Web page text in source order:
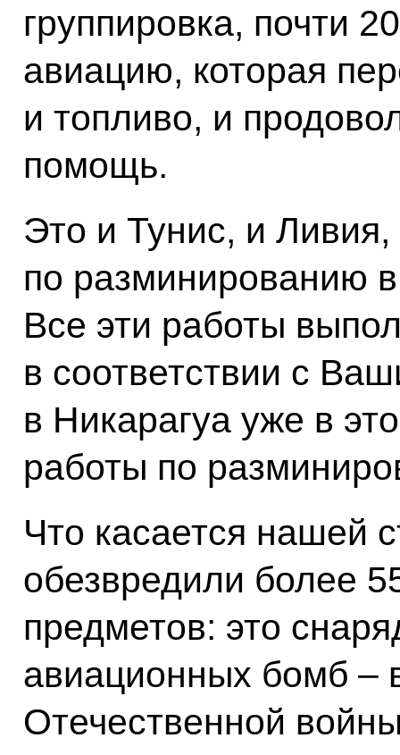
группировка, почти
авиацию, которая
и топливо, и
помощь.
Это и Тунис, и
по разминированию
Все эти работы
в соответствии с
в Никарагуа уже в
работы по
Что касается нашей
обезвредили более
предметов: это
авиационных бомб –
Отечественной